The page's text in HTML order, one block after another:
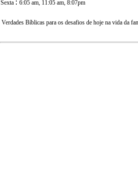
Sexta : 6:05 am, 11:05 am, 8:07pm
Verdades Bíblicas para os desafios de hoje na vida da